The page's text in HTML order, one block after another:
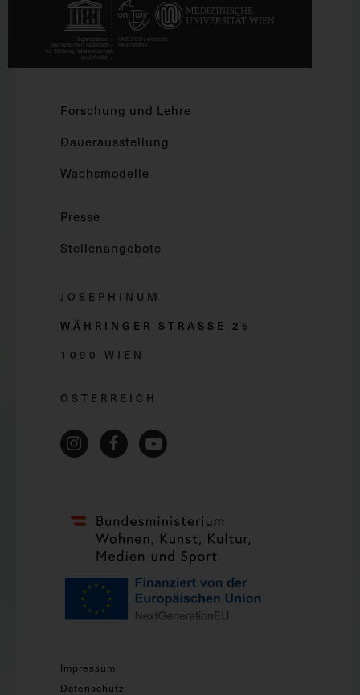
Forschung und Lehre
Dauerausstellung
Wachsmodelle
Presse
Stellenangebote
JOSEPHINUM
WÄHRINGER STRASSE 2 5
1090 WIEN
ÖSTERREICH
Impressum
Datenschutz